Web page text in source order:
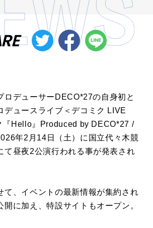
ロデューサーDECO*27の自身初と
デュースライブ＜デコミク LIVE
『Hello』Produced by DECO*27 /
年2月14日（土）に国立代々木競
て昼夜2公演行われる事が発表され
て、イベントの最新情報が集約され
開に加え、特設サイトもオープン。